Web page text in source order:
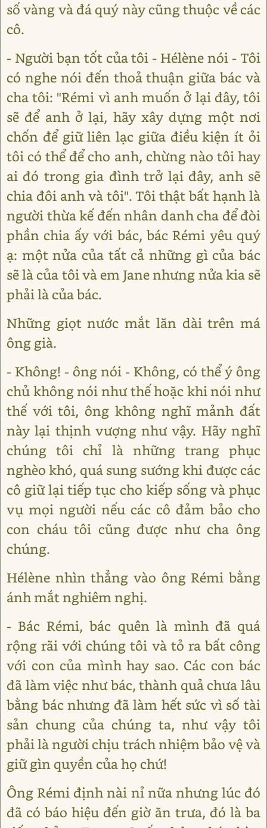
số vàng và đá quý này cũng thuộc về các
cô.
- Người bạn tốt của tôi - Hélène nói - Tôi
có nghe nói đến thoả thuận giữa bác và
cha tôi: "Rémi vì anh muốn ở lại đây, tôi
sẽ để anh ở lại, hãy xây dựng một nơi
chốn để giữ liên lạc giữa điều kiện ít ỏi
tôi có thể để cho anh, chừng nào tôi hay
ai đó trong gia đình trở lại đây, anh sẽ
chia đôi anh và tôi". Tôi thật bất hạnh là
người thừa kế đến nhân danh cha để đòi
phần chia ấy với bác, bác Rémi yêu quý
ạ: một nửa của tất cả những gì của bác
sẽ là của tôi và em Jane nhưng nửa kia sẽ
phải là của bác.
Những giọt nước mắt lăn dài trên má
ông già.
- Không! - ông nói - Không, có thể ý ông
chủ không nói như thế hoặc khi nói như
thế với tôi, ông không nghĩ mảnh đất
này lại thịnh vượng như vậy. Hãy nghĩ
chúng tôi chỉ là những trang phục
nghèo khó, quá sung sướng khi được các
cô giữ lại tiếp tục cho kiếp sống và phục
vụ mọi người nếu các cô đảm bảo cho
con cháu tôi cũng được như cha ông
chúng.
Hélène nhìn thẳng vào ông Rémi bằng
ánh mắt nghiêm nghị.
- Bác Rémi, bác quên là mình đã quá
rộng rãi với chúng tôi và tỏ ra bất công
với con của mình hay sao. Các con bác
đã làm việc như bác, thành quả chưa lâu
bằng bác nhưng đã làm hết sức vì số tài
sản chung của chúng ta, như vậy tôi
phải là người chịu trách nhiệm bảo vệ và
giữ gìn quyền của họ chứ!
Ông Rémi định nài nỉ nữa nhưng lúc đó
đã có báo hiệu đến giờ ăn trưa, đó là ba